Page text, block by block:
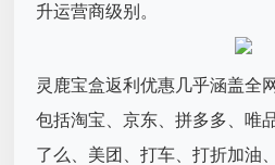
升运营商级别。
灵鹿宝盒返利优惠几乎涵盖全
包括淘宝、京东、拼多多、唯
了么、美团、打车、打折加油